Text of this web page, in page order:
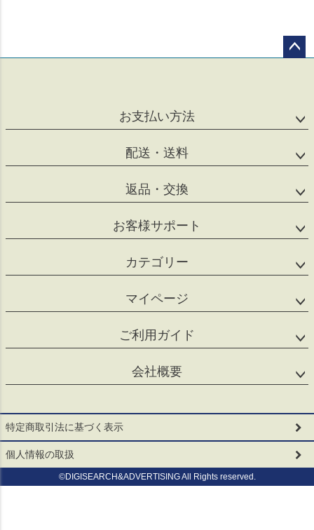
お支払い方法
配送・送料
返品・交換
お客様サポート
カテゴリー
マイページ
ご利用ガイド
会社概要
特定商取引法に基づく表示
個人情報の取扱
©DIGISEARCH&ADVERTISING All Rights reserved.